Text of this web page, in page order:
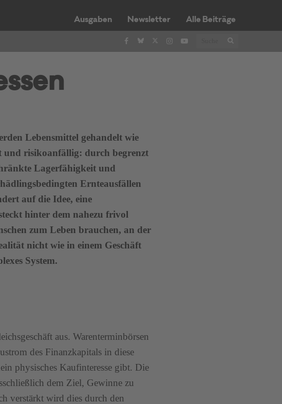
Ausgaben Newsletter Alle Beiträge
Lebensmittel gehandelt wie
und risikoanfällig: durch begrenzt
Lagerfähigkeit und
Ernteausfällen
auf die Idee, eine
hinter dem nahezu frivol
zum Leben brauchen, an der
nicht wie in einem Geschäft
System.
aus. Warenterminbörsen
des Finanzkapitals in diese
physisches Kaufinteresse gibt. Die
dem Ziel, Gewinne zu
verstärkt wird dies durch den